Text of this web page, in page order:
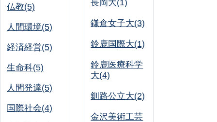
仏教(5)
人間環境(5)
経済経営(5)
生命科(5)
人間発達(5)
国際社会(4)
長岡大(1)
鎌倉女子大(3)
鈴鹿国際大(1)
鈴鹿医療科学
大(4)
釧路公立大(2)
金沢美術工芸